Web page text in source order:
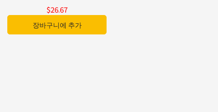
$26.67
장바구니에 추가